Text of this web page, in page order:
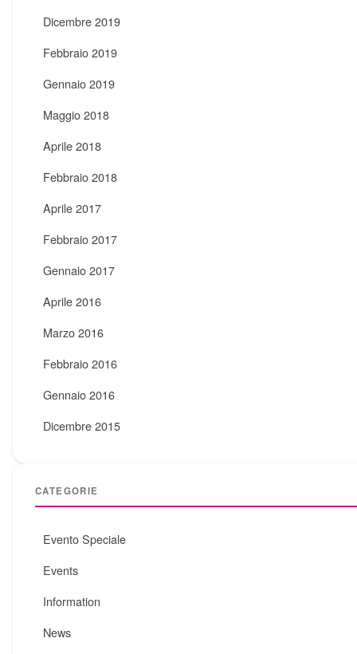
Dicembre 2019
Febbraio 2019
Gennaio 2019
Maggio 2018
Aprile 2018
Febbraio 2018
Aprile 2017
Febbraio 2017
Gennaio 2017
Aprile 2016
Marzo 2016
Febbraio 2016
Gennaio 2016
Dicembre 2015
CATEGORIE
Evento Speciale
Events
Information
News